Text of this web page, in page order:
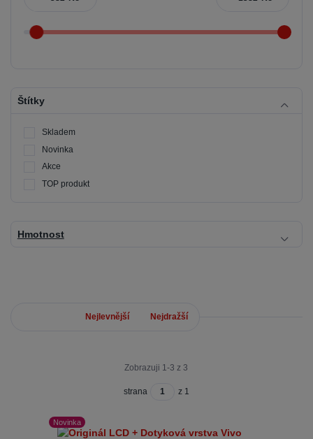
Štítky
Skladem
Novinka
Akce
TOP produkt
Hmotnost
Nejlevnější Nejdražší
Zobrazuji 1-3 z 3
strana z 1
Novinka